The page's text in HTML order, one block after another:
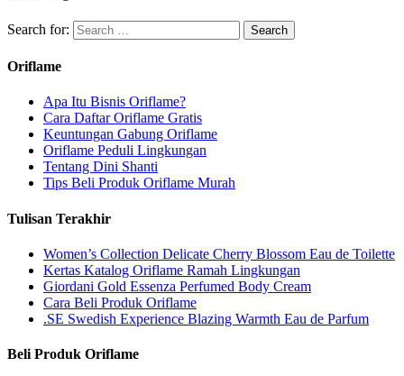
Search for:
Oriflame
Apa Itu Bisnis Oriflame?
Cara Daftar Oriflame Gratis
Keuntungan Gabung Oriflame
Oriflame Peduli Lingkungan
Tentang Dini Shanti
Tips Beli Produk Oriflame Murah
Tulisan Terakhir
Women’s Collection Delicate Cherry Blossom Eau de Toilette
Kertas Katalog Oriflame Ramah Lingkungan
Giordani Gold Essenza Perfumed Body Cream
Cara Beli Produk Oriflame
.SE Swedish Experience Blazing Warmth Eau de Parfum
Beli Produk Oriflame